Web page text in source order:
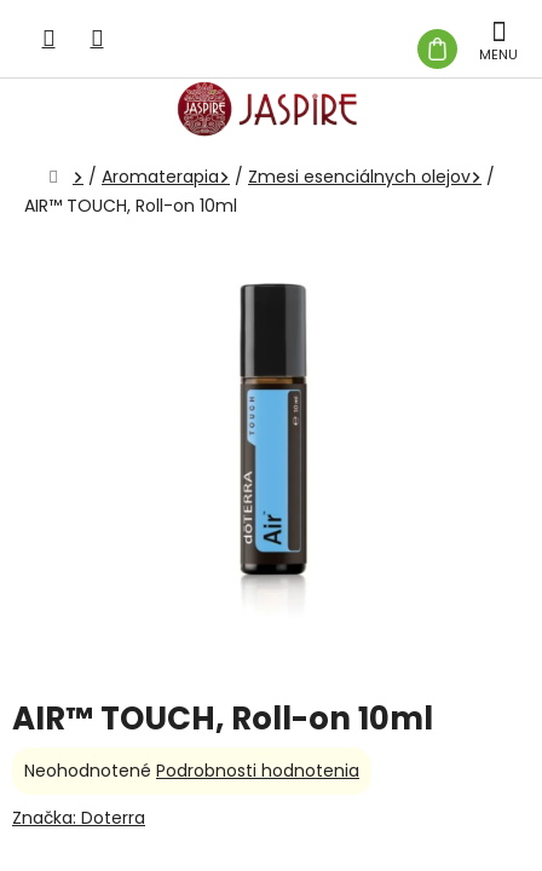
obsah
KOŠÍK
Domov
/ Aromaterapia / Zmesi esenciálnych olejov
/
AIR™ TOUCH, Roll-on 10ml
AIR™ TOUCH, Roll-on 10ml
Priemerné
produktu
Neohodnotené Podrobnosti hodnotenia
Značka: Doterra